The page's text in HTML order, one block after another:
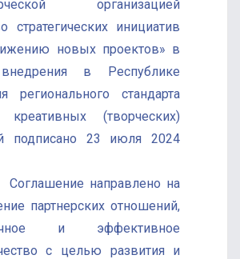
организацией
стратегических инициатив
новых проектов» в
в Республике
регионального стандарта
креативных (творческих)
подписано 23 июля 2024
направлено на
партнерских отношений,
и эффективное
с целью развития и